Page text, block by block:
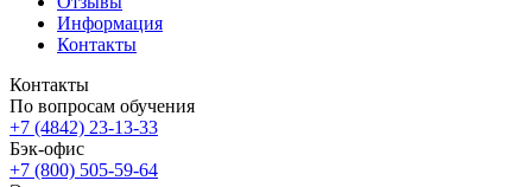
Информация
Контакты
Контакты
По вопросам обучения
+7 (4842) 23-13-33
Бэк-офис
+7 (800) 505-59-64